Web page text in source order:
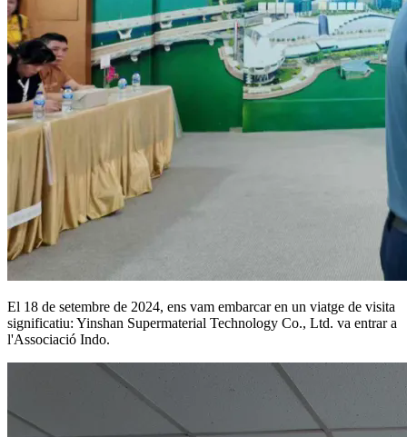
El 18 de setembre de 2024, ens vam embarcar en un viatge de visita
significatiu: Yinshan Supermaterial Technology Co., Ltd. va entrar a
l'Associació Indo.